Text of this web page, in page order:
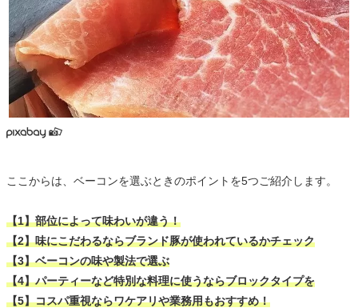
ここからは、ベーコンを選ぶときのポイントを5つご紹介します。
【1】部位によって味わいが違う！
【2】味にこだわるならブランド豚が使われているかチェック
【3】ベーコンの味や製法で選ぶ
【4】パーティーなど特別な料理に使うならブロックタイプを
【5】コスパ重視ならワケアリや業務用もおすすめ！